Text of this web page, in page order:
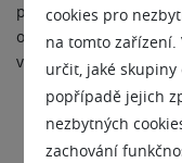
cookies pro
na tomto zařízení.
určit, jaké skupiny
popřípadě jejich
nezbytných
zachování
předplatitelů s námi
od vypuštění verze X.
v předplatném a